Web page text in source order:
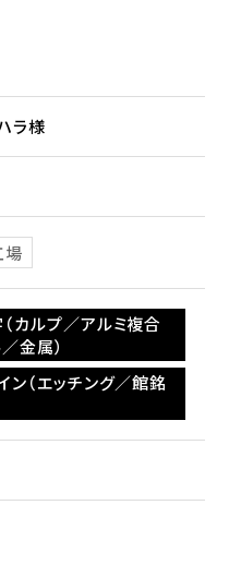
ラ様
場
カルプ／アルミ複合
金属）
ン（エッチング／館銘